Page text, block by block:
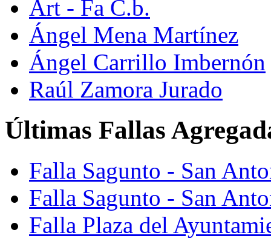
Art - Fa C.b.
Ángel Mena Martínez
Ángel Carrillo Imbernón
Raúl Zamora Jurado
Últimas Fallas
Falla Sagunto - San
Falla Sagunto - San
Falla Plaza del